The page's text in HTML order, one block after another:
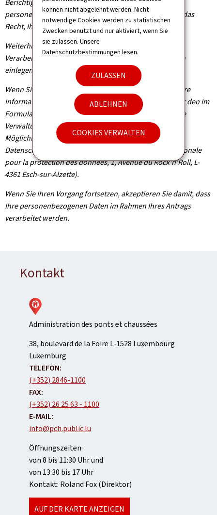
können nicht abgelehnt werden. Nicht
notwendige Cookies werden zu statistischen
Zwecken benutzt und nur aktiviert, wenn Sie
sie zulassen. Unsere
Datenschutzbestimmungen lesen.
ZULASSEN
ABLEHNEN
COOKIES VERWALTEN
Berichtigung und gegebenenfalls Löschung Ihrer
personenbezogenen Informationen. Sie haben zudem das
Recht, Ihre erteilte Einwilligung jederzeit zu widerrufen.
Weiterhin können Sie, außer in Fällen, in denen die
Verarbeitung Ihrer Daten verpflichtend ist, Widerspruch
einlegen, wenn dieser rechtmäßig begründet ist.
Wenn Sie diese Rechte ausüben und/oder Einsicht in Ihre
Informationen nehmen möchten, können Sie sich unter den im
Formular angegebenen Kontaktdaten an die zuständige
Verwaltungsbehörde wenden. Sie haben außerdem die
Möglichkeit, bei der Nationalen Kommission für den
Datenschutz Beschwerde einzulegen (Commission nationale
pour la protection des données, 1, Avenue du Rock'n'Roll, L-
4361 Esch-sur-Alzette).
Wenn Sie Ihren Vorgang fortsetzen, akzeptieren Sie damit, dass
Ihre personenbezogenen Daten im Rahmen Ihres Antrags
verarbeitet werden.
Kontakt
Administration des ponts et chaussées
ADRESSE:
38, boulevard de la Foire L-1528 Luxembourg
Luxemburg
TELEFON:
(+352) 2846-1100
FAX:
(+352) 26 25 63 - 1100
E-MAIL:
info@pch.public.lu
Öffnungszeiten:
von 8 bis 11:30 Uhr und
von 13:30 bis 17 Uhr
Kontakt: Roland Fox (Direktor)
AUF DER KARTE ANZEIGEN